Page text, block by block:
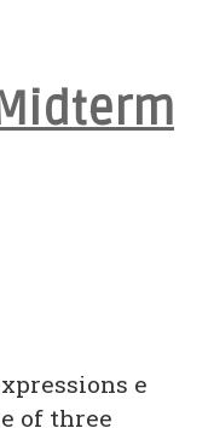
Midterm
e
of three